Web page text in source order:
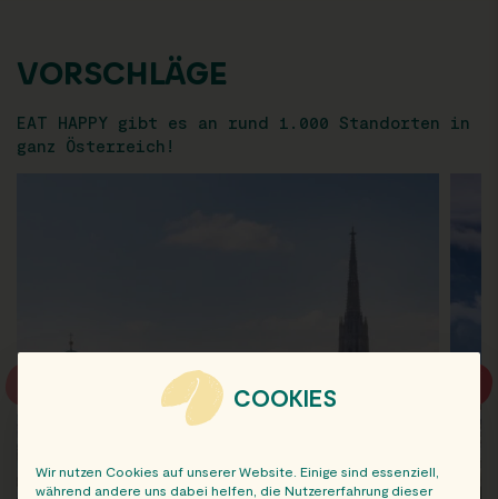
VORSCHLÄGE
EAT HAPPY gibt es an rund 1.000 Standorten in
ganz Österreich!
COOKIES
Wir nutzen Cookies auf unserer Website. Einige sind essenziell,
während andere uns dabei helfen, die Nutzererfahrung dieser